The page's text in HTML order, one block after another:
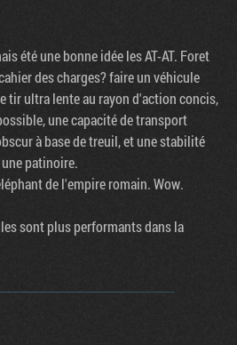
été une bonne idée les AT-AT. Foret
des charges? faire un véhicule
tir ultra lente au rayon d'action concis,
une capacité de transport
à base de treuil, et une stabilité
patinoire.
de l'empire romain. Wow.
sont plus performants dans la